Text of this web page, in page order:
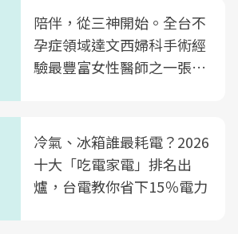
陪伴，從三神開始。全台不
孕症領域達文西婦科手術經
驗最豐富女性醫師之一張永
光田醫院建構360度女性健
康照護生態圈
冷氣、冰箱誰最耗電？2026
十大「吃電家電」排名出
爐，台電教你省下15％電力